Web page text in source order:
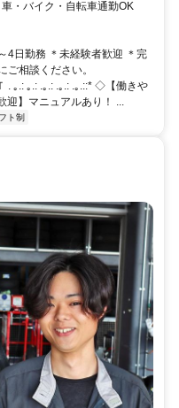
＊車・バイク・自転車通勤OK
4日勤務 ＊未経験者歓迎 ＊完
ご相談ください。
. ｡.: ｡.: .｡.: .｡.: .｡.::* ◇【働きや
】マニュアルあり！ ...
ト制